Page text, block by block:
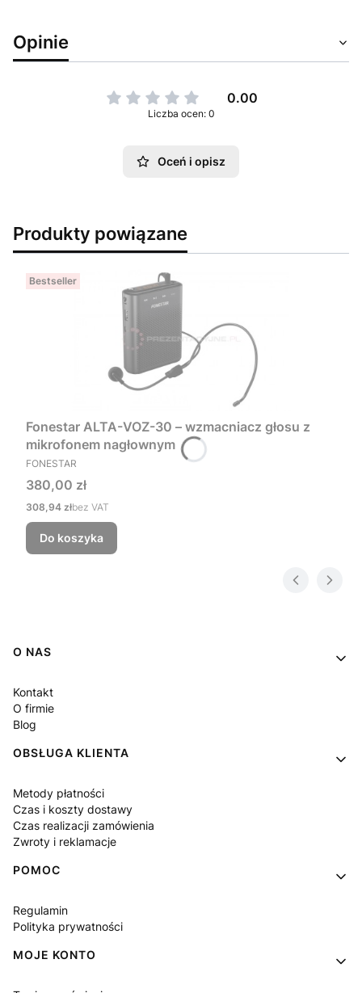
Opinie
0.00
Liczba ocen: 0
Oceń i opisz
Produkty powiązane
Bestseller
Fonestar ALTA-VOZ-30 – wzmacniacz głosu z
mikrofonem nagłownym
PRODUCENT
FONESTAR
Cena
380,00 zł
Cena
308,94 złbez VAT
Do koszyka
Linki w stopce
O NAS
Kontakt
O firmie
Blog
OBSŁUGA KLIENTA
Metody płatności
Czas i koszty dostawy
Czas realizacji zamówienia
Zwroty i reklamacje
POMOC
Regulamin
Polityka prywatności
MOJE KONTO